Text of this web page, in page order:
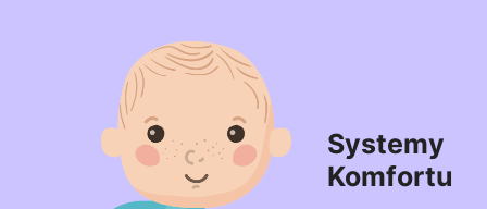
Systemy
Komfortu